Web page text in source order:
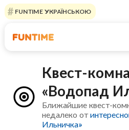
FUNTIME УКРАЇНСЬКОЮ
Квест-
«Водопад
Ближайшие квест-
недалеко от
Ильничка»